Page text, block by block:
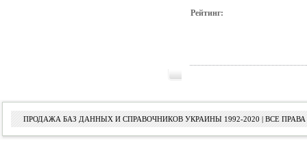
Рейтинг:
ПРОДАЖА БАЗ ДАННЫХ И СПРАВОЧНИКОВ УКРАИНЫ 1992-2020 | ВСЕ